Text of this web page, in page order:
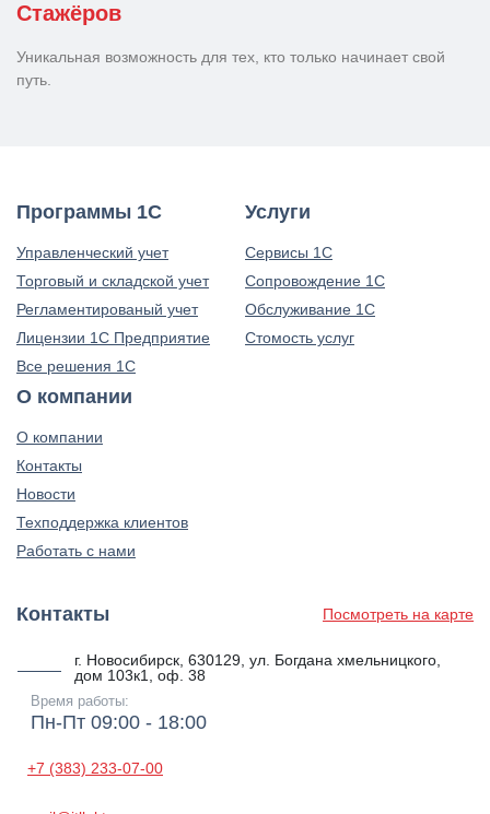
Стажёров
Уникальная возможность для тех, кто только начинает свой
путь.
Программы 1С
Управленческий учет
Торговый и складской учет
Регламентированый учет
Лицензии 1С Предприятие
Все решения 1С
Услуги
Сервисы 1С
Сопровождение 1С
Обслуживание 1С
Стомость услуг
О компании
О компании
Контакты
Новости
Техподдержка клиентов
Работать с нами
Контакты
г. Новосибирск, 630129, ул. Богдана хмельницкого,
дом 103к1, оф. 38
Время работы:
Пн-Пт 09:00 - 18:00
+7 (383) 233-07-00
Посмотреть на карте